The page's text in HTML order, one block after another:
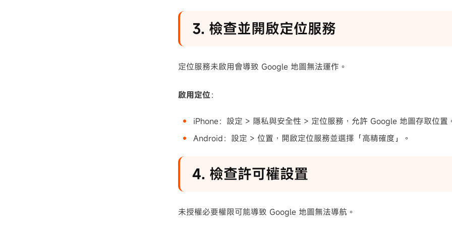
3. 檢查並開啟定位服務
定位服務未啟用會導致 Google 地圖無法運作。
啟用定位：
iPhone：設定 > 隱私與安全性 > 定位服務，允許 Google 地圖存取位置
Android：設定 > 位置，開啟定位服務並選擇「高精確度」。
4. 檢查許可權設置
未授權必要權限可能導致 Google 地圖無法導航。